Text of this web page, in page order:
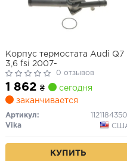
Корпус термостата Audi Q7
3,6 fsi 2007-
0 отзывов
1 862 ₴
сегодня
заканчивается
Артикул:
Vika
КУПИТЬ